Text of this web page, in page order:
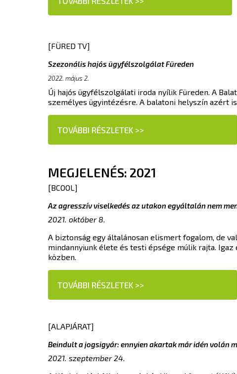
[FÜRED TV]
Szezonális hajós ügyfélszolgálat Füreden
2022. május 2.
Új hajós ügyfélszolgálati iroda nyílik Füreden. A
személyes ügyintézésre. A balatoni helyszín azért
TOVÁBBI RÉSZLETEK >>
MEGJELENÉS: 2021
[BCOOL]
Az agresszív viselkedés az utakon egyáltalán nem
2021. október 8.
A biztonság egy általánosan elismert fogalom, de
mindannyiunk élete és testi épsége múlik rajta.
közben.
TOVÁBBI RÉSZLETEK >>
[ALAPJÁRAT]
Beindult a jogsigyár: ennyien akartak már idén volán
2021. szeptember 24.